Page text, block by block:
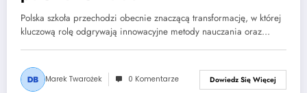
Polska szkoła przechodzi obecnie znaczącą transformację, w której
kluczową rolę odgrywają innowacyjne metody nauczania oraz…
Marek Twarożek 0 Komentarze Dowiedz Się Więcej